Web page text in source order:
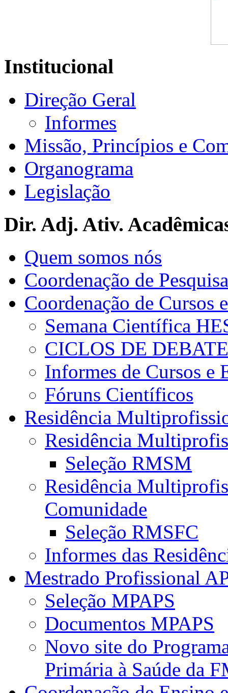
Institucional
Direção Geral
Informes
Missão, Princípios e
Organograma
Legislação
Dir. Adj. Ativ.
Quem somos nós
Coordenação de Pesquisa
Coordenação de Cursos
Semana Científica
CICLOS DE
Informes de Cursos e
Fóruns Científicos
Residência
Residência
Seleção RMSM
Residência
Comunidade
Seleção RMSFC
Informes das
Mestrado Profissional
Seleção MPAPS
Documentos MPAPS
Novo site do
Primária à Saúde da